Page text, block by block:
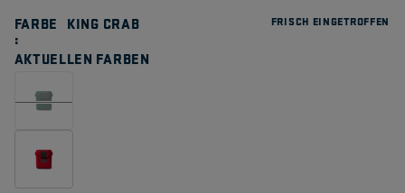
lesen.
FARBE KING CRAB FRISCH EINGETROFFEN
AKTUELLEN FARBEN